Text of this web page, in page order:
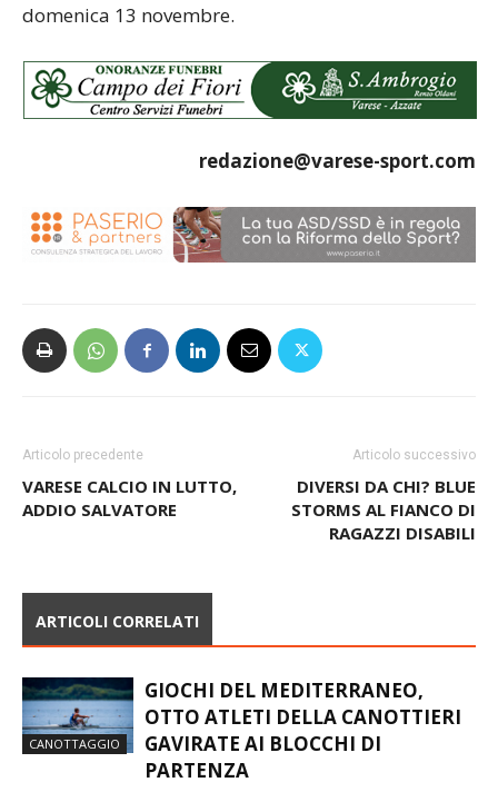
domenica 13 novembre.
redazione@varese-sport.com
Articolo precedente
VARESE CALCIO IN LUTTO,
ADDIO SALVATORE
Articolo successivo
DIVERSI DA CHI? BLUE
STORMS AL FIANCO DI
RAGAZZI DISABILI
ARTICOLI CORRELATI
CANOTTAGGIO
GIOCHI DEL MEDITERRANEO,
OTTO ATLETI DELLA CANOTTIERI
GAVIRATE AI BLOCCHI DI
PARTENZA